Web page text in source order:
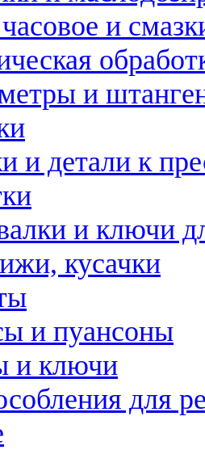
и
и
и детали к
и ключи
кусачки
и пуансоны
и ключи
для